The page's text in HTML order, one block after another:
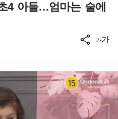
4 아들…엄마는 술에
가가